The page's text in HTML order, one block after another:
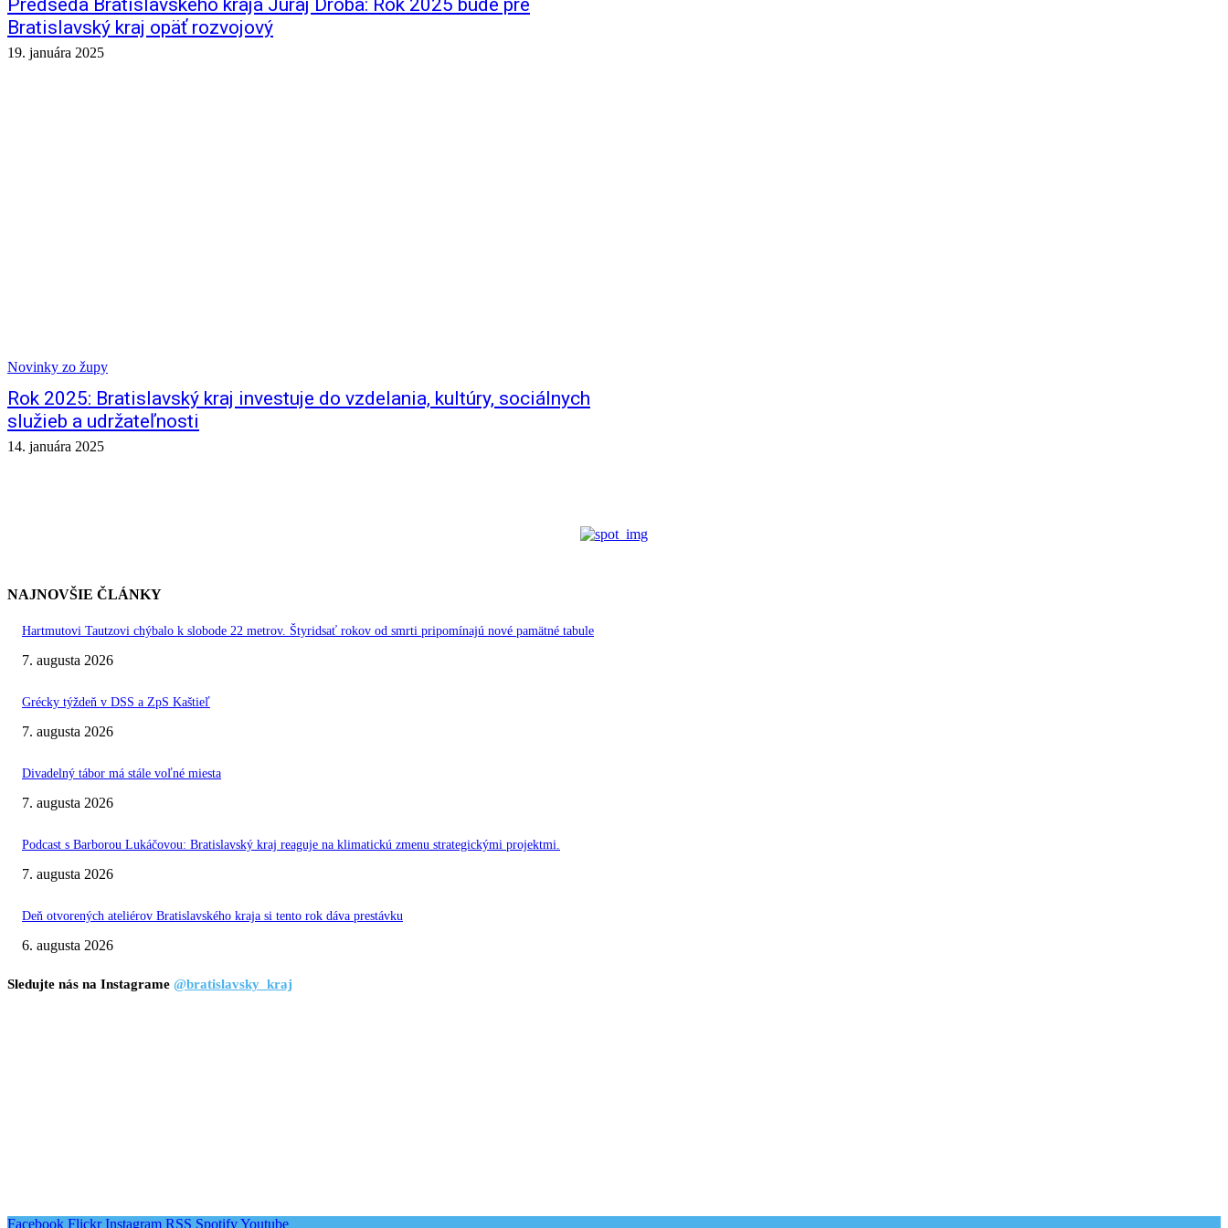
Predseda Bratislavského kraja Juraj Droba: Rok 2025 bude pre
Bratislavský kraj opäť rozvojový
19. januára 2025
Novinky zo župy
Rok 2025: Bratislavský kraj investuje do vzdelania, kultúry, sociálnych
služieb a udržateľnosti
14. januára 2025
NAJNOVŠIE ČLÁNKY
Hartmutovi Tautzovi chýbalo k slobode 22 metrov. Štyridsať rokov od smrti pripomínajú nové pamätné tabule
7. augusta 2026
Grécky týždeň v DSS a ZpS Kaštieľ
7. augusta 2026
Divadelný tábor má stále voľné miesta
7. augusta 2026
Podcast s Barborou Lukáčovou: Bratislavský kraj reaguje na klimatickú zmenu strategickými projektmi.
7. augusta 2026
Deň otvorených ateliérov Bratislavského kraja si tento rok dáva prestávku
6. augusta 2026
Sledujte nás na Instagrame @bratislavsky_kraj
Facebook Flickr Instagram RSS SpotifyYoutube